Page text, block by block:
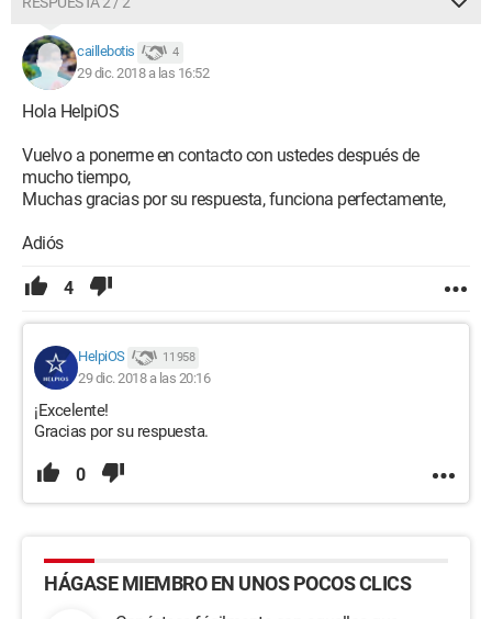
caillebotis 4
29 dic. 2018 a las 16:52
Hola HelpiOS
Vuelvo a ponerme en contacto con ustedes después de
mucho tiempo,
Muchas gracias por su respuesta, funciona perfectamente,
Adiós
4
HelpiOS 11 958
29 dic. 2018 a las 20:16
¡Excelente!
Gracias por su respuesta.
0
HÁGASE MIEMBRO EN UNOS POCOS CLICS